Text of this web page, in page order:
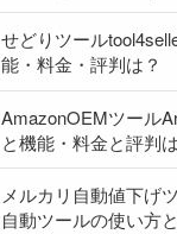
せどりツール
能・料金・評判は？
AmazonOEMツール
と機能・料金と評判
メルカリ自動値下げ
自動ツールの使い方